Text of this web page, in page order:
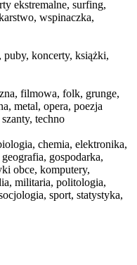
ekstremalne, surfing,
wspinaczka,
koncerty, książki,
filmowa, folk, grunge,
metal, opera, poezja
techno
chemia, elektronika,
gospodarka,
obce, komputery,
militaria, politologia,
sport, statystyka,